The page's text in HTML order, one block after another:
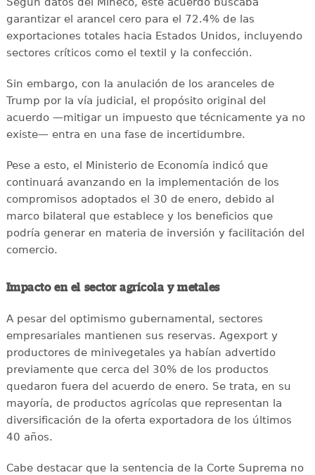
garantizar el arancel cero para el 72.4% de las
exportaciones totales hacia Estados Unidos, incluyendo
sectores críticos como el textil y la confección.
Sin embargo, con la anulación de los aranceles de
Trump por la vía judicial, el propósito original del
acuerdo —mitigar un impuesto que técnicamente ya no
existe— entra en una fase de incertidumbre.
Pese a esto, el Ministerio de Economía indicó que
continuará avanzando en la implementación de los
compromisos adoptados el 30 de enero, debido al
marco bilateral que establece y los beneficios que
podría generar en materia de inversión y facilitación del
comercio.
Impacto en el sector agrícola y metales
A pesar del optimismo gubernamental, sectores
empresariales mantienen sus reservas. Agexport y
productores de minivegetales ya habían advertido
previamente que cerca del 30% de los productos
quedaron fuera del acuerdo de enero. Se trata, en su
mayoría, de productos agrícolas que representan la
diversificación de la oferta exportadora de los últimos
40 años.
Cabe destacar que la sentencia de la Corte Suprema no